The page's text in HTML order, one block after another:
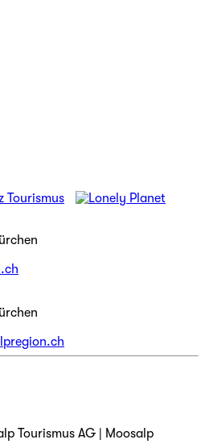
Tourismus AG | Moosalp